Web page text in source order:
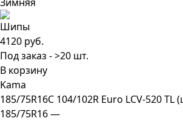
4120 руб.
Под заказ - >20 шт.
В корзину
Kama
185/75R16C 104/102R Euro LCV-520 TL
185/75R16 —